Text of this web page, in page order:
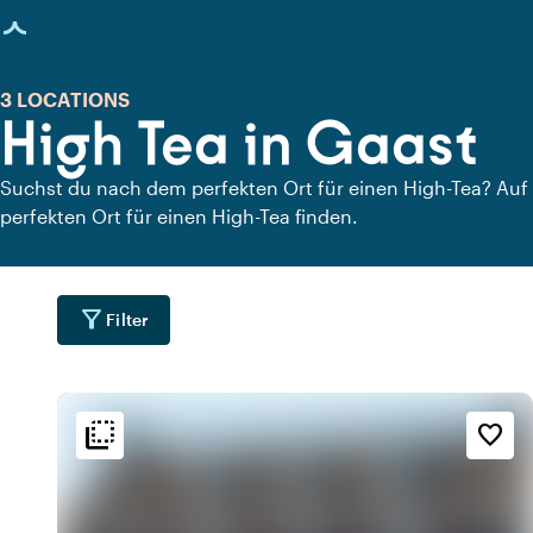
geladen
High Tea in Gaast
3 LOCATIONS
Suchst du nach dem perfekten Ort für einen High-Tea?
perfekten Ort für einen High-Tea finden.
filter_alt Filter
flip_to_back favorite_border
flip_to_back Ambiente und Ästhetik
palette
Erreichbarkeit und Lage
sailing